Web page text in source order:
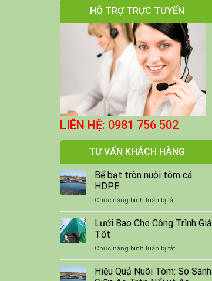
HỖ TRỢ TRỰC TUYẾN
LIÊN HỆ: 0981 756 502
TƯ VẤN KHÁCH HÀNG
Bể bạt tròn nuôi tôm cá
HDPE
Chức năng bình luận bị tắtở
Bể
bạt
tôm
cá
HDPE
Lưới Bao Che Công Trình Giá
Tốt
Chức năng bình luận bị tắtở
Lưới
Bao
Che
Hiệu Quả Nuôi Tôm: So Sánh